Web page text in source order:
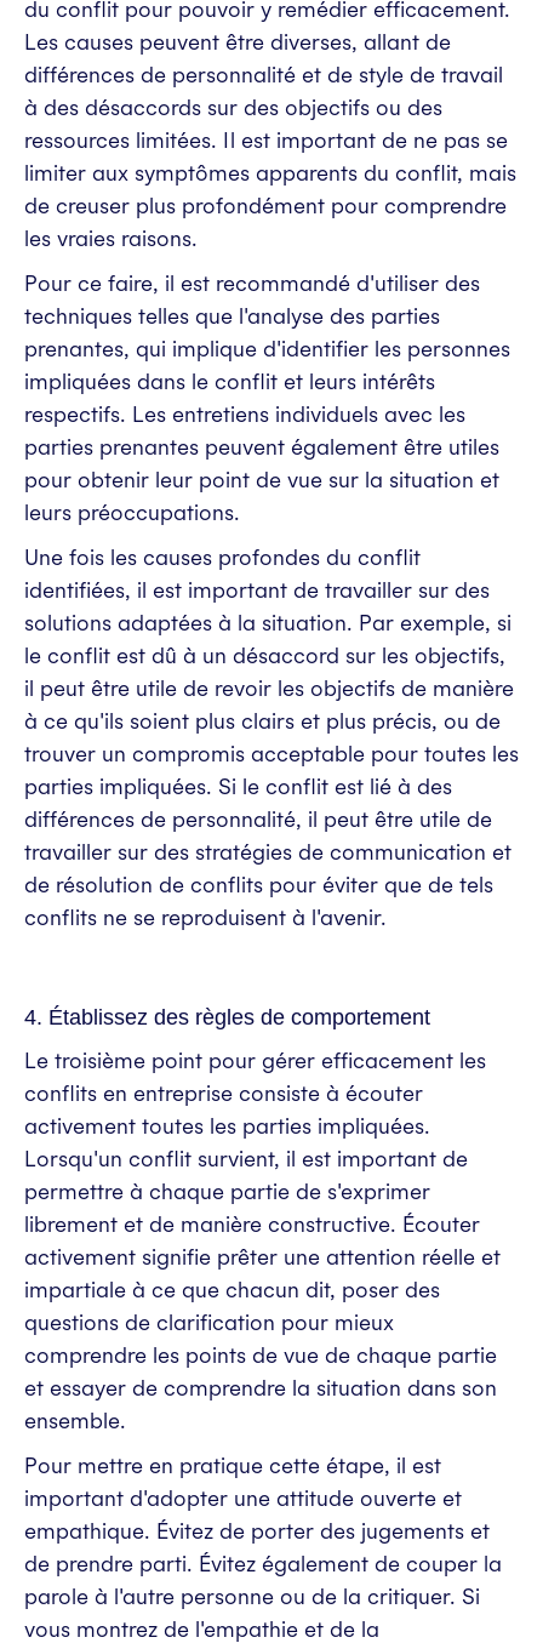
du conflit pour pouvoir y remédier efficacement.
Les causes peuvent être diverses, allant de
différences de personnalité et de style de travail
à des désaccords sur des objectifs ou des
ressources limitées. Il est important de ne pas se
limiter aux symptômes apparents du conflit, mais
de creuser plus profondément pour comprendre
les vraies raisons.
Pour ce faire, il est recommandé d'utiliser des
techniques telles que l'analyse des parties
prenantes, qui implique d'identifier les personnes
impliquées dans le conflit et leurs intérêts
respectifs. Les entretiens individuels avec les
parties prenantes peuvent également être utiles
pour obtenir leur point de vue sur la situation et
leurs préoccupations.
Une fois les causes profondes du conflit
identifiées, il est important de travailler sur des
solutions adaptées à la situation. Par exemple, si
le conflit est dû à un désaccord sur les objectifs,
il peut être utile de revoir les objectifs de manière
à ce qu'ils soient plus clairs et plus précis, ou de
trouver un compromis acceptable pour toutes les
parties impliquées. Si le conflit est lié à des
différences de personnalité, il peut être utile de
travailler sur des stratégies de communication et
de résolution de conflits pour éviter que de tels
conflits ne se reproduisent à l'avenir.
4. Établissez des règles de comportement
Le troisième point pour gérer efficacement les
conflits en entreprise consiste à écouter
activement toutes les parties impliquées.
Lorsqu'un conflit survient, il est important de
permettre à chaque partie de s'exprimer
librement et de manière constructive. Écouter
activement signifie prêter une attention réelle et
impartiale à ce que chacun dit, poser des
questions de clarification pour mieux
comprendre les points de vue de chaque partie
et essayer de comprendre la situation dans son
ensemble.
Pour mettre en pratique cette étape, il est
important d'adopter une attitude ouverte et
empathique. Évitez de porter des jugements et
de prendre parti. Évitez également de couper la
parole à l'autre personne ou de la critiquer. Si
vous montrez de l'empathie et de la